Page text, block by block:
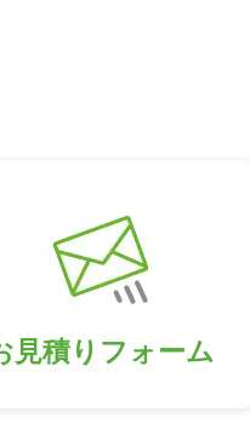
見積りフォーム